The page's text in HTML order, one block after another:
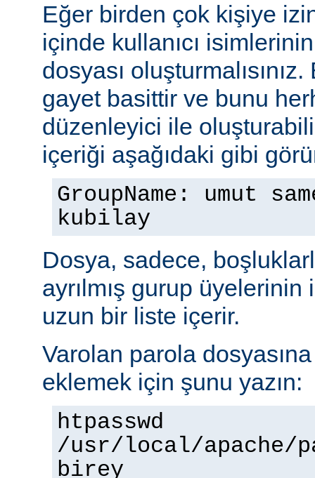
Eğer birden çok kişiye
içinde kullanıcı
dosyası
gayet basittir ve bunu
düzenleyici ile
içeriği aşağıdaki gibi
GroupName: umut
kubilay
Dosya, sadece,
ayrılmış gurup
uzun bir liste içerir.
Varolan parola dosyasına
eklemek için şunu yazın:
htpasswd
/usr/local/apache/
birey